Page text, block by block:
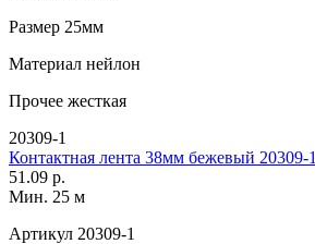
Размер 25мм
Материал нейлон
Прочее жесткая
20309-1
Контактная лента 38мм бежевый 20309-1
51.09 р.
Мин. 25 м
Артикул 20309-1